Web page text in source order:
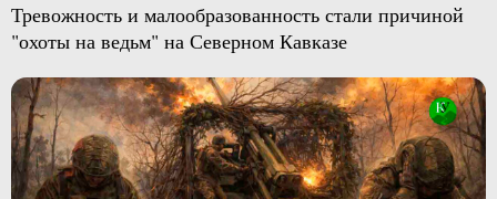
Тревожность и малообразованность стали причиной
"охоты на ведьм" на Северном Кавказе